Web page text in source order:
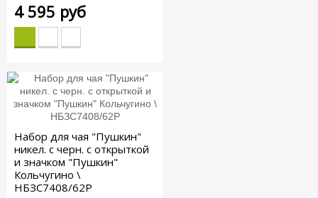
4 595 руб
Набор для чая "Пушкин"
никел. с черн. с открыткой
и значком "Пушкин"
Кольчугино \
НБЗС7408/62Р